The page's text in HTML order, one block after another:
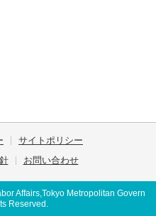
サイトポリシー
お問い合わせ
Affairs,Tokyo Metropolitan Govern
Reserved.